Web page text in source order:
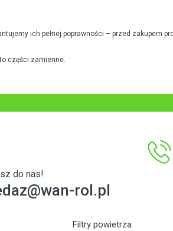
ich pełnej poprawności – przed zakupem
części zamienne.
do nas!
rol.pl
Filtry powietrza